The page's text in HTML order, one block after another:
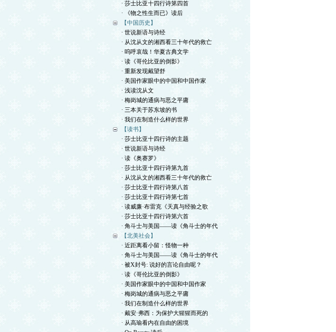
· 莎士比亚十四行诗第四首
· 《物之性生而已》读后
【中国历史】
· 世说新语与诗经
· 从沈从文的湘西看三十年代的救亡
· 呜呼哀哉！华夏古典文学
· 读《哥伦比亚的倒影》
· 重新发现戴望舒
· 美国作家眼中的中国和中国作家
· 浅读沈从文
· 梅岗城的通病与恶之平庸
· 三本关于苏东坡的书
· 我们在制造什么样的世界
【读书】
· 莎士比亚十四行诗的主题
· 世说新语与诗经
· 读《奥赛罗》
· 莎士比亚十四行诗第九首
· 从沈从文的湘西看三十年代的救亡
· 莎士比亚十四行诗第八首
· 莎士比亚十四行诗第七首
· 读威廉·布雷克《天真与经验之歌
· 莎士比亚十四行诗第六首
· 角斗士与美国——读《角斗士的年代
【北美社会】
· 近距离看小留：怪物一种
· 角斗士与美国——读《角斗士的年代
· 被X封号: 说好的言论自由呢？
· 读《哥伦比亚的倒影》
· 美国作家眼中的中国和中国作家
· 梅岗城的通病与恶之平庸
· 我们在制造什么样的世界
· 戴安·弗西：为保护大猩猩而死的
· 从高瑜看内在自由的困境